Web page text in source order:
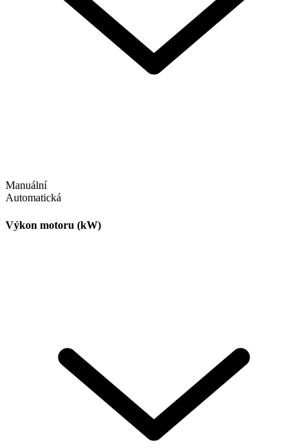
Manuální
Automatická
Výkon motoru (kW)